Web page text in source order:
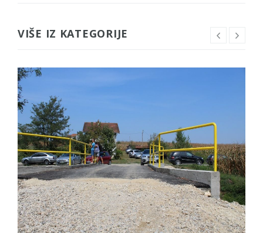
VIŠE IZ KATEGORIJE